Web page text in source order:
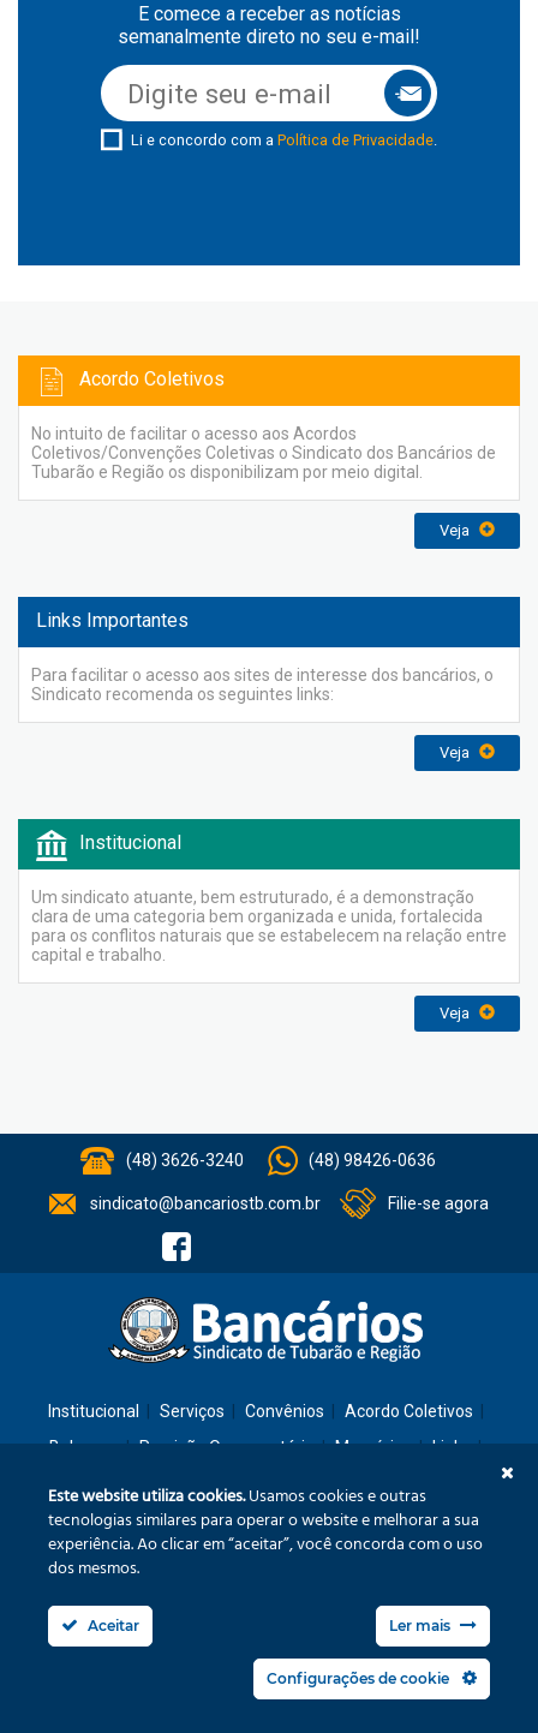
E comece a receber as notícias
semanalmente direto no seu e-mail!
Li e concordo com a Política de Privacidade.
Acordo Coletivos
No intuito de facilitar o acesso aos Acordos
Coletivos/Convenções Coletivas o Sindicato dos Bancários de
Tubarão e Região os disponibilizam por meio digital.
Veja
Links Importantes
Para facilitar o acesso aos sites de interesse dos bancários, o
Sindicato recomenda os seguintes links:
Veja
Institucional
Um sindicato atuante, bem estruturado, é a demonstração
clara de uma categoria bem organizada e unida, fortalecida
para os conflitos naturais que se estabelecem na relação entre
capital e trabalho.
Veja
(48) 3626-3240 (48) 98426-0636
sindicato@bancariostb.com.br Filie-se agora
Institucional Serviços Convênios
Acordo Coletivos
Balanços
Previsão Orçamentária Memórias
Links
Rua: São José, 36 – Ed. Cláudia – Térreo – Tubarão/SC – CEP: 88701-260
Fone/Fax: (48) 3626-3240 sindicato@bancariostb.com.br
Política de Privacidade
Este website utiliza cookies.Usamos cookies e outras
tecnologias similares para operar o website e melhorar a sua
experiência. Ao clicar em “aceitar”, você concorda com o uso
dos mesmos.
Aceitar Ler mais
Configurações de cookie